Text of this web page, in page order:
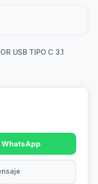
USB TIPO C 3.1